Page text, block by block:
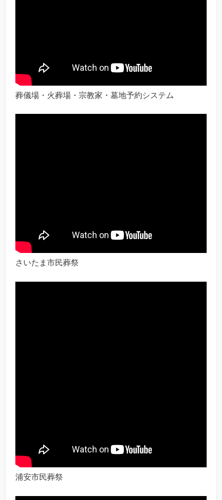
葬儀場・火葬場・宗教家・墓地予約システム
さいたま市民葬祭
浦安市民葬祭